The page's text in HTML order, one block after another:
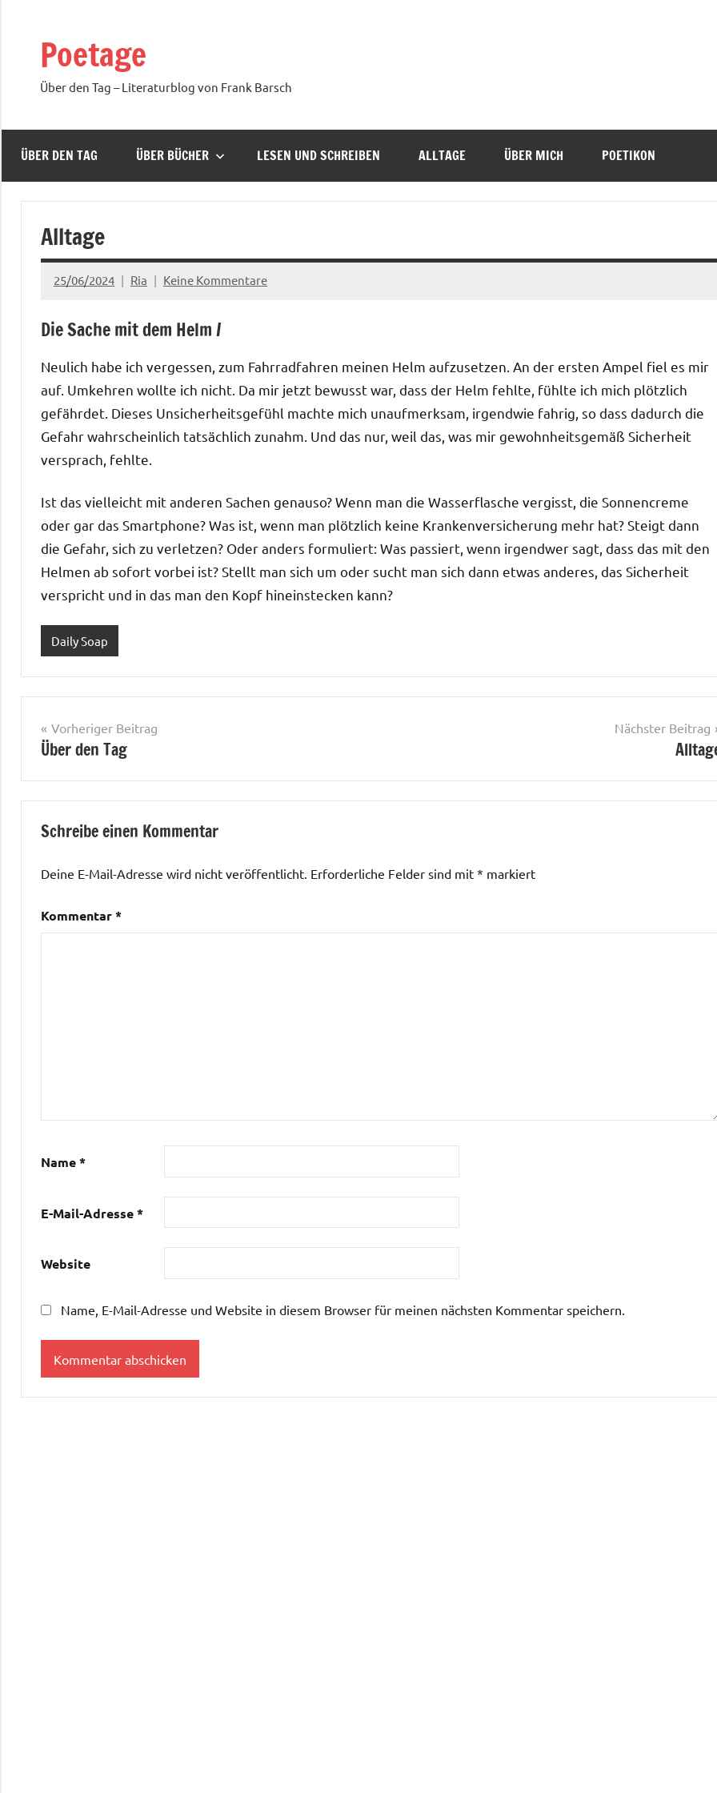
springenPoetage
Über den Tag – Literaturblog von Frank Barsch
ÜBER DEN TAG ÜBER BÜCHER LESEN UND SCHREIBEN ALLTAGE ÜBER MICH POETIKON
Alltage
25/06/2024 Ria Keine Kommentare
Die Sache mit dem Helm /
Neulich habe ich vergessen, zum Fahrradfahren meinen Helm aufzusetzen. An der ersten Ampel fiel es mir
auf. Umkehren wollte ich nicht. Da mir jetzt bewusst war, dass der Helm fehlte, fühlte ich mich plötzlich
gefährdet. Dieses Unsicherheitsgefühl machte mich unaufmerksam, irgendwie fahrig, so dass dadurch die
Gefahr wahrscheinlich tatsächlich zunahm. Und das nur, weil das, was mir gewohnheitsgemäß Sicherheit
versprach, fehlte.
Ist das vielleicht mit anderen Sachen genauso? Wenn man die Wasserflasche vergisst, die Sonnencreme
oder gar das Smartphone? Was ist, wenn man plötzlich keine Krankenversicherung mehr hat? Steigt dann
die Gefahr, sich zu verletzen? Oder anders formuliert: Was passiert, wenn irgendwer sagt, dass das mit den
Helmen ab sofort vorbei ist? Stellt man sich um oder sucht man sich dann etwas anderes, das Sicherheit
verspricht und in das man den Kopf hineinstecken kann?
Daily Soap
Beitragsnavigation
Vorheriger Beitrag
Über den Tag
Nächster Beitrag
Schreibe einen Kommentar
Deine E-Mail-Adresse wird nicht veröffentlicht. Erforderliche Felder sind mit * markiert
Kommentar*
Name*
E-Mail-Adresse*
Website
Name, E-Mail-Adresse und Website in diesem Browser für meinen nächsten Kommentar speichern.